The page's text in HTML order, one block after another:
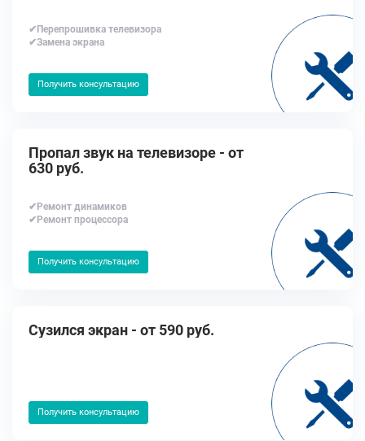
✔Перепрошивка телевизора
✔Замена экрана
Получить консультацию
Пропал звук на телевизоре - от
630 руб.
✔Ремонт динамиков
✔Ремонт процессора
Получить консультацию
Cузился экран - от 590 руб.
Получить консультацию